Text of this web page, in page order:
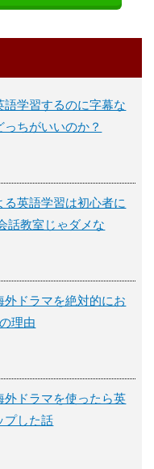
語学習するのに字幕な
っちがいいのか？
る英語学習は初心者に
話教室じゃダメな
外ドラマを絶対的にお
理由
外ドラマを使ったら英
プした話